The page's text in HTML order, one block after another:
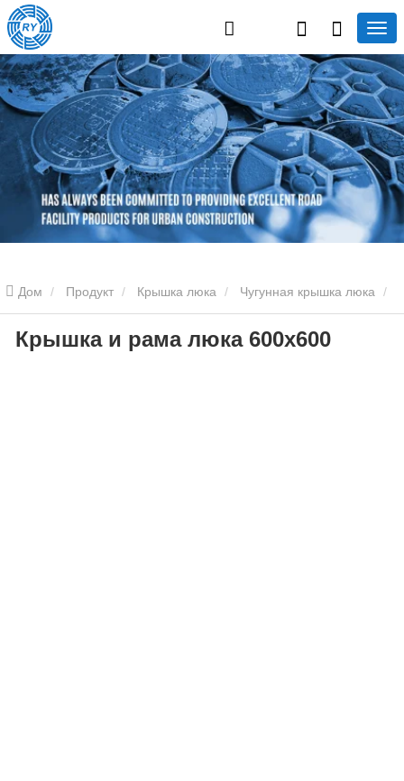
Дом Продукт Крышка люка Чугунная крышка люка
Крышка и рама люка 600x600
Крышка и рама люка 600x600